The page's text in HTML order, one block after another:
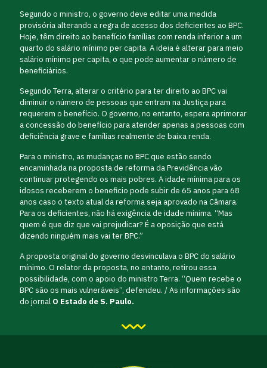
Segundo o ministro, o governo deve editar uma medida
provisória alterando a regra de acesso dos deficientes ao BPC.
Hoje, têm direito ao benefício famílias com renda inferior a um
quarto do salário mínimo per capita. A ideia é alterar para meio
salário mínimo per capita, o que pode aumentar o número de
beneficiários.
Segundo Terra, alterar o critério para ter direito ao BPC vai
diminuir o número de pessoas que entram na Justiça para
requerem o benefício. O governo, no entanto, espera aprimorar
a concessão do benefício para atender apenas a pessoas com
deficiência grave e famílias realmente de baixa renda.
Para o ministro, as mudanças no BPC que estão sendo
encaminhada na proposta de reforma da Previdência vão
continuar protegendo os mais pobres. A idade mínima para os
idosos receberem o beneficio pode subir de 65 anos para 68
anos caso o texto atual da reforma seja aprovado na Câmara.
Para os deficientes, não há exigência de idade mínima. “Mas
quem é que diz que vai prejudicar? É a oposição que está
dizendo ninguém mais vai ter BPC.”
A proposta original do governo desvinculava o BPC do salário
mínimo. O relator da proposta, no entanto, retirou essa
possibilidade, com o apoio do ministro Terra. “Quem recebe o
BPC são os mais vulneráveis”, defendeu. / As informações são
do jornal O Estado de S. Paulo.